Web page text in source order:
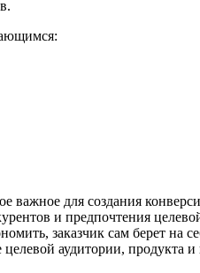
для создания
и предпочтения
заказчик сам берет на
аудитории,